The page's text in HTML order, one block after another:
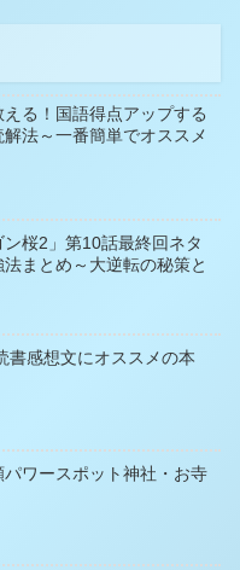
る！国語得点アップする
法～一番簡単でオススメ
ン桜2」第10話最終回ネタ
まとめ～大逆転の秘策と
書感想文にオススメの本
ワースポット神社・お寺